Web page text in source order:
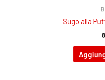
Sugo alla